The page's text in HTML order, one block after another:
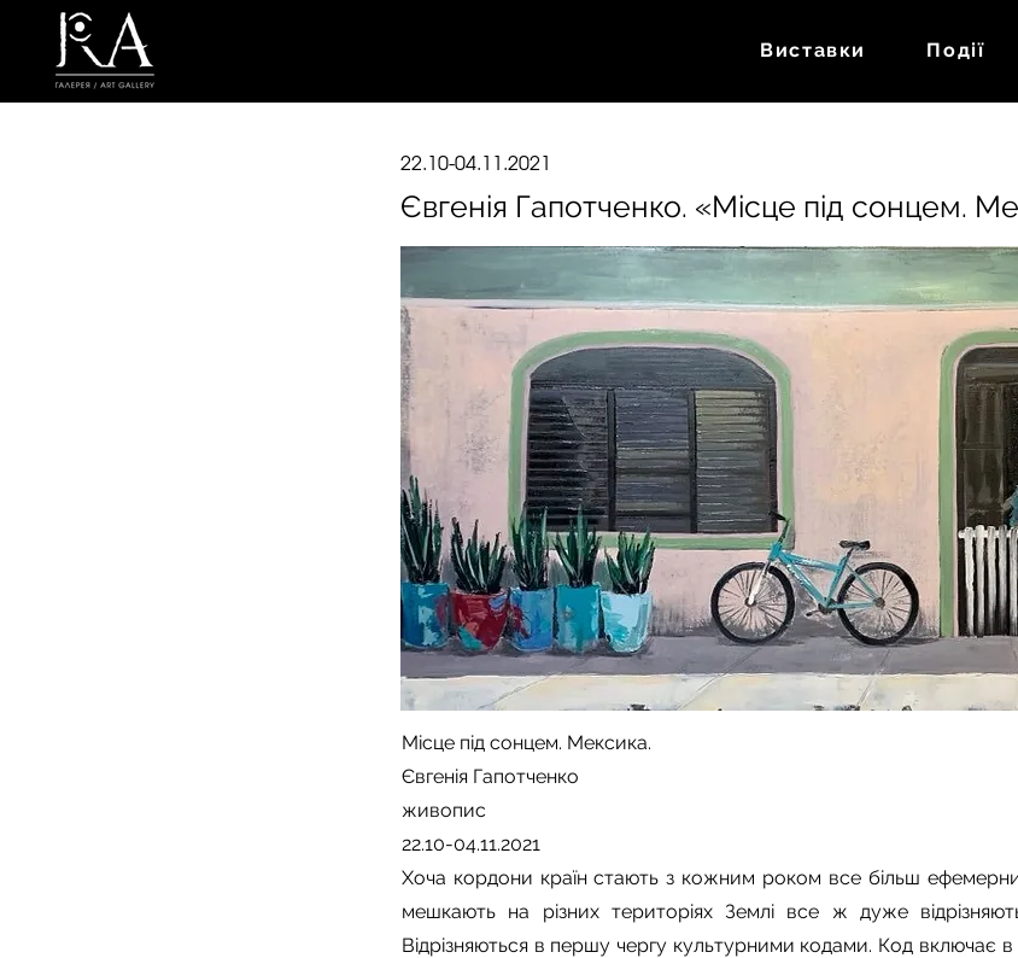
Виставки Події
22.10-04.11.2021
Євгенія Гапотченко. «Місце під сонцем.
Місце під сонцем. Мексика.
Євгенія Гапотченко
живопис
22.10-04.11.2021
Хоча кордони країн стають з кожним роком все більш
мешкають на різних територіях Землі все ж дуже
Відрізняються в першу чергу культурними кодами. Код включає в